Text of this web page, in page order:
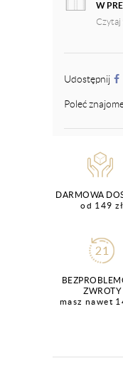
W
Udostępnij
Poleć
DARMOWA
od 149 zł
ZWROTY
masz nawet